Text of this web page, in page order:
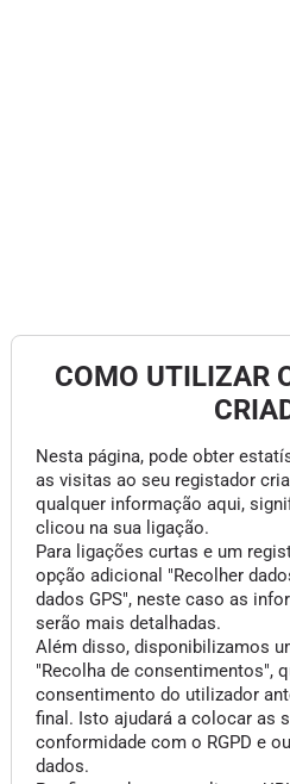
COMO UTILIZAR
Nesta página, pode obter
as visitas ao seu registador
qualquer informação aqui,
clicou na sua ligação.
Para ligações curtas e um
opção adicional "Recolher
dados GPS", neste caso as
serão mais detalhadas.
Além disso, disponibilizamos
"Recolha de consentimentos",
consentimento do utilizador
final. Isto ajudará a colocar as
conformidade com o RGPD e
dados.